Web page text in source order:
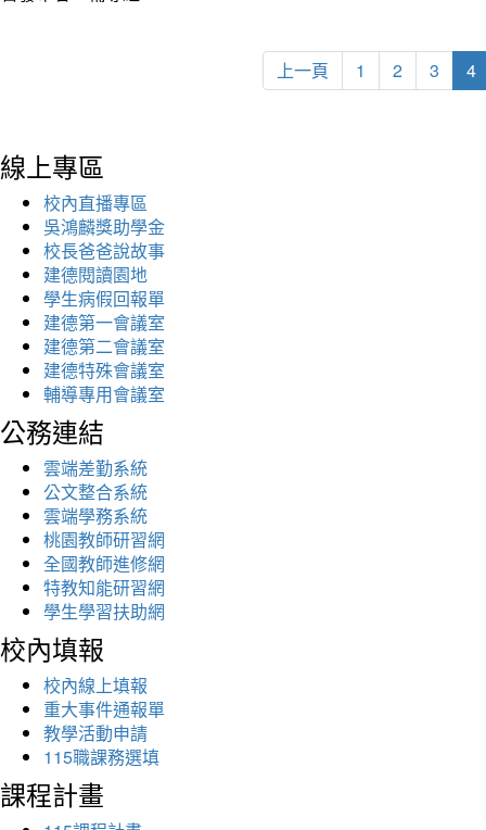
上一頁 1 2 3 4
線上專區
校內直播專區
吳鴻麟獎助學金
校長爸爸說故事
建德閱讀園地
學生病假回報單
建德第一會議室
建德第二會議室
建德特殊會議室
輔導專用會議室
公務連結
雲端差勤系統
公文整合系統
雲端學務系統
桃園教師研習網
全國教師進修網
特教知能研習網
學生學習扶助網
校內填報
校內線上填報
重大事件通報單
教學活動申請
115職課務選填
課程計畫